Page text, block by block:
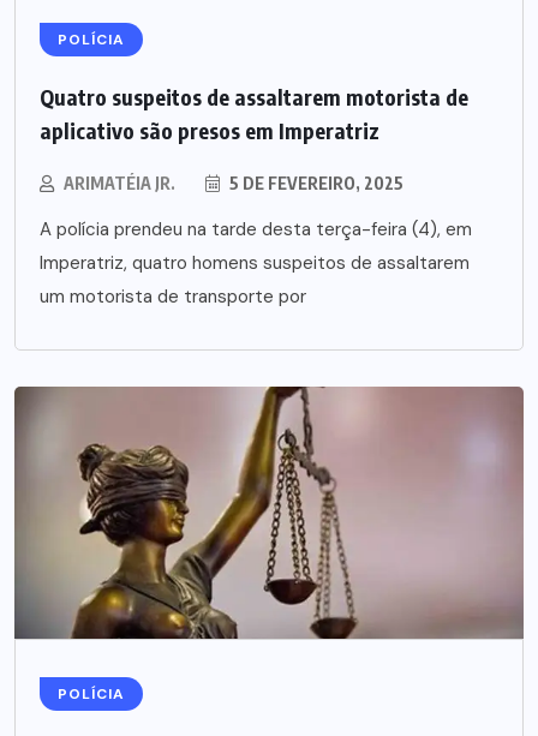
POLÍCIA
Quatro suspeitos de assaltarem motorista de
aplicativo são presos em Imperatriz
ARIMATÉIA JR. 5 DE FEVEREIRO, 2025
A polícia prendeu na tarde desta terça-feira (4), em
Imperatriz, quatro homens suspeitos de assaltarem
um motorista de transporte por
POLÍCIA